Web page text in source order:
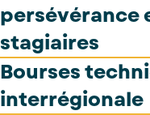
persévérance
stagiaires
Bourses
interrégionale